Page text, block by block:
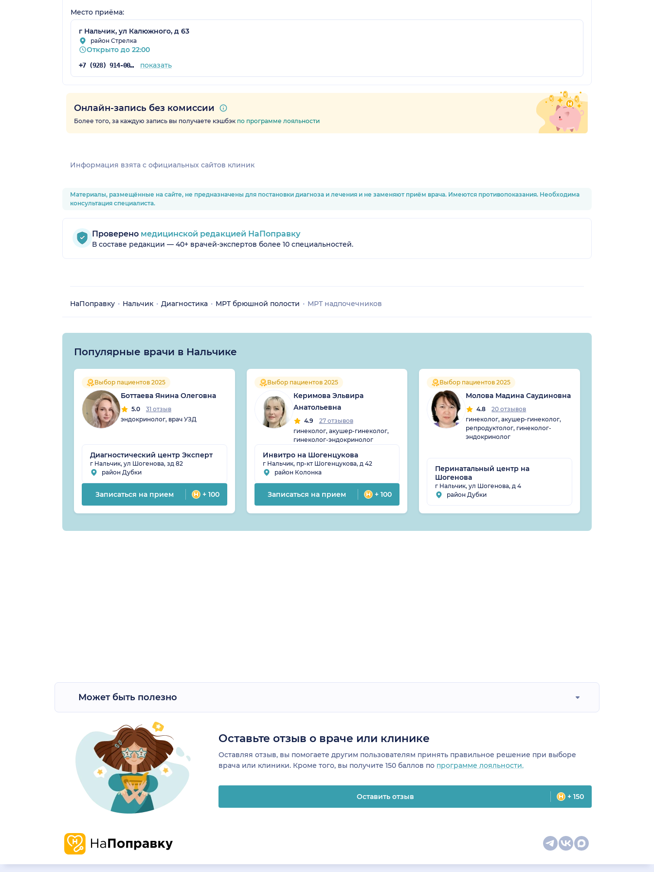
Место приёма:
г Нальчик, ул Калюжного, д 63
район Стрелка
Открыто до 22:00
+7 (928) 914-00-00 показать
Онлайн-запись без комиссии
Более того, за каждую запись вы получаете кэшбэк по программе лояльности
Информация взята c официальных сайтов клиник
Материалы, размещённые на сайте, не предназначены для постановки диагноза и лечения и не заменяют приём врача. Имеются противопоказания. Необходима
консультация специалиста.
Проверено медицинской редакцией НаПоправку
В составе редакции — 40+ врачей-экспертов более 10 специальностей.
НаПоправку Нальчик Диагностика МРТ брюшной полости МРТ надпочечников
Популярные врачи в Нальчике
Выбор пациентов 2025
Боттаева Янина Олеговна
5.0
31 отзыв
эндокринолог, врач УЗД
Диагностический центр Эксперт
г Нальчик, ул Шогенова, зд 82
район Дубки
Записаться на прием + 100
Выбор пациентов 2025
Керимова Эльвира
Анатольевна
4.9
27 отзывов
гинеколог, акушер-гинеколог,
гинеколог-эндокринолог
Инвитро на Шогенцукова
г Нальчик, пр-кт Шогенцукова, д 42
район Колонка
Записаться на прием + 100
Выбор пациентов 2025
Молова Мадина Саудиновна
4.8
20 отзывов
гинеколог, акушер-гинеколог,
репродуктолог, гинеколог-
эндокринолог
Перинатальный центр на
Шогенова
г Нальчик, ул Шогенова, д 4
район Дубки
Может быть полезно
Оставьте отзыв о враче или клинике
Оставляя отзыв, вы помогаете другим пользователям принять правильное решение при выборе
врача или клиники. Кроме того, вы получите 150 баллов по программе лояльности.
Оставить отзыв + 150